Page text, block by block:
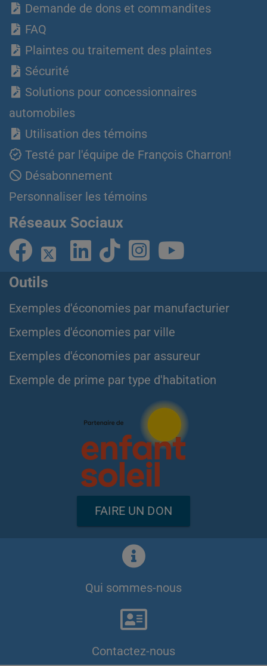
Demande de dons et commandites
FAQ
Plaintes ou traitement des plaintes
Sécurité
Solutions pour concessionnaires
automobiles
Utilisation des témoins
Testé par l'équipe de François Charron!
Désabonnement
Personnaliser les témoins
Réseaux Sociaux
Outils
Exemples d'économies par manufacturier
Exemples d'économies par ville
Exemples d'économies par assureur
Exemple de prime par type d'habitation
FAIRE UN DON
Qui sommes-nous
Contactez-nous